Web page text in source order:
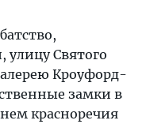
улицу Святого
Кроуфорд-
замки в
красноречия